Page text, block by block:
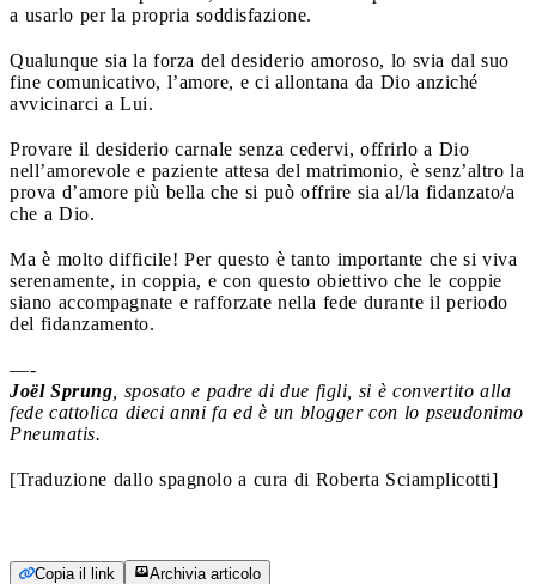
a usarlo per la propria soddisfazione.
Qualunque sia la forza del desiderio amoroso, lo svia dal suo
fine comunicativo, l’amore, e ci allontana da Dio anziché
avvicinarci a Lui.
Provare il desiderio carnale senza cedervi, offrirlo a Dio
nell’amorevole e paziente attesa del matrimonio, è senz’altro la
prova d’amore più bella che si può offrire sia al/la fidanzato/a
che a Dio.
Ma è molto difficile! Per questo è tanto importante che si viva
serenamente, in coppia, e con questo obiettivo che le coppie
siano accompagnate e rafforzate nella fede durante il periodo
del fidanzamento.
—-
Joël Sprung , sposato e padre di due figli, si è convertito alla
fede cattolica dieci anni fa ed è un blogger con lo pseudonimo
Pneumatis.
[Traduzione dallo spagnolo a cura di Roberta Sciamplicotti]
Copia il link Archivia articolo